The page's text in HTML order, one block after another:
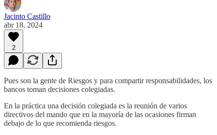
Jacinto Castillo
abr 18, 2024
2
Pues son la gente de Riesgos y para compartir responsabilidades, los
bancos toman decisiones colegiadas.
En la práctica una decisión colegiada es la reunión de varios
directivos del mando que en la mayoría de las ocasiones firman
debajo de lo que recomienda riesgos.